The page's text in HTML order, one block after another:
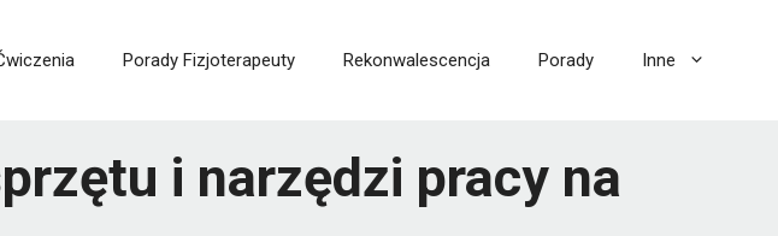
Porady Fizjoterapeuty Rekonwalescencja Porady Inne
i narzędzi pracy na